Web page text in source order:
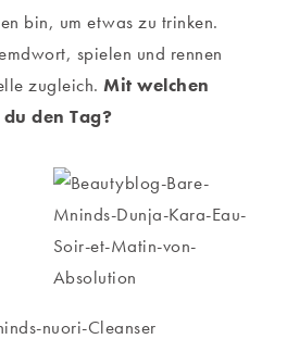
bin, um etwas zu trinken.
spielen und rennen
zugleich. Mit welchen
den Tag?